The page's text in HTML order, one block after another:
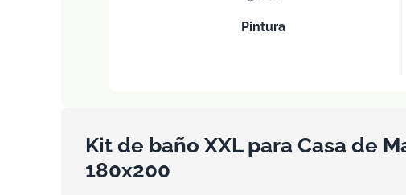
Pintura
Kit de baño XXL para Casa de
180x200